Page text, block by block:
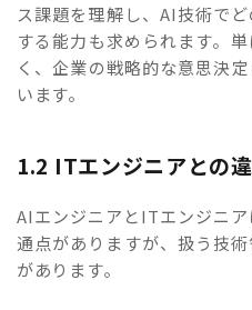
ス課題を理解し、AI技術で
する能力も求められます。
く、企業の戦略的な意思決
います。
1.2 ITエンジニアとの
AIエンジニアとITエンジニ
通点がありますが、扱う技
があります。